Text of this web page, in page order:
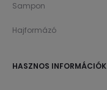
Sampon
Hajformázó
HASZNOS INFORMÁCIÓK